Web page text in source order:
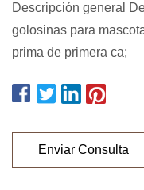
Descripción general
golosinas para
prima de primera ca;
Enviar Consulta